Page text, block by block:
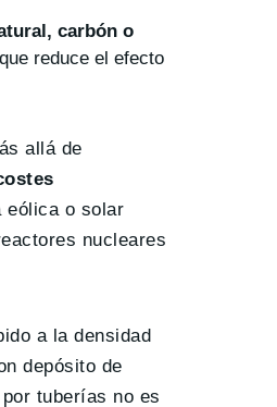
carbón o
reduce el efecto
allá de
eólica o solar
nucleares
a la densidad
depósito de
tuberías no es